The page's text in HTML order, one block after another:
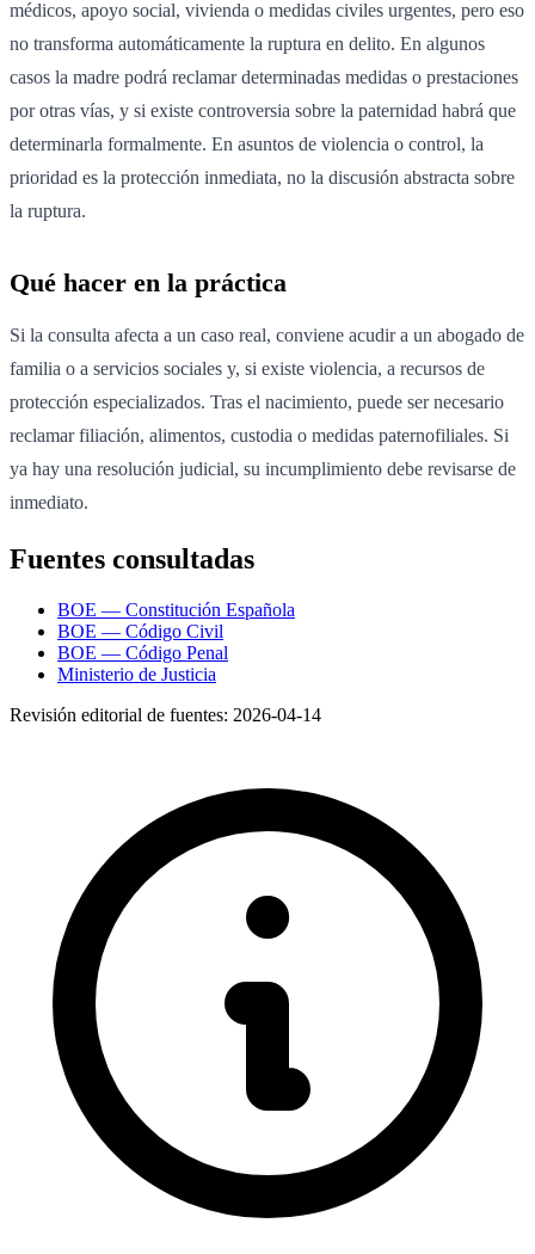
médicos, apoyo social, vivienda o medidas civiles urgentes, pero eso
no transforma automáticamente la ruptura en delito. En algunos
casos la madre podrá reclamar determinadas medidas o prestaciones
por otras vías, y si existe controversia sobre la paternidad habrá que
determinarla formalmente. En asuntos de violencia o control, la
prioridad es la protección inmediata, no la discusión abstracta sobre
la ruptura.
Qué hacer en la práctica
Si la consulta afecta a un caso real, conviene acudir a un abogado de
familia o a servicios sociales y, si existe violencia, a recursos de
protección especializados. Tras el nacimiento, puede ser necesario
reclamar filiación, alimentos, custodia o medidas paternofiliales. Si
ya hay una resolución judicial, su incumplimiento debe revisarse de
inmediato.
Fuentes consultadas
BOE — Constitución Española
BOE — Código Civil
BOE — Código Penal
Ministerio de Justicia
Revisión editorial de fuentes: 2026-04-14